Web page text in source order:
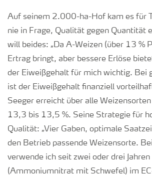
Auf seinem 2.000-ha-Hof kam es für
nie in Frage, Qualität gegen Quantität
will beides: „Da A-Weizen (über 13 %
Ertrag bringt, aber bessere Erlöse
der Eiweißgehalt für mich wichtig. Bei
ist der Eiweißgehalt finanziell
Seeger erreicht über alle
13,3 bis 13,5 %. Seine Strategie für
Qualität: „Vier Gaben, optimale
den Betrieb passende Weizensorte.
verwende ich seit zwei oder drei
(Ammoniumnitrat mit Schwefel) im